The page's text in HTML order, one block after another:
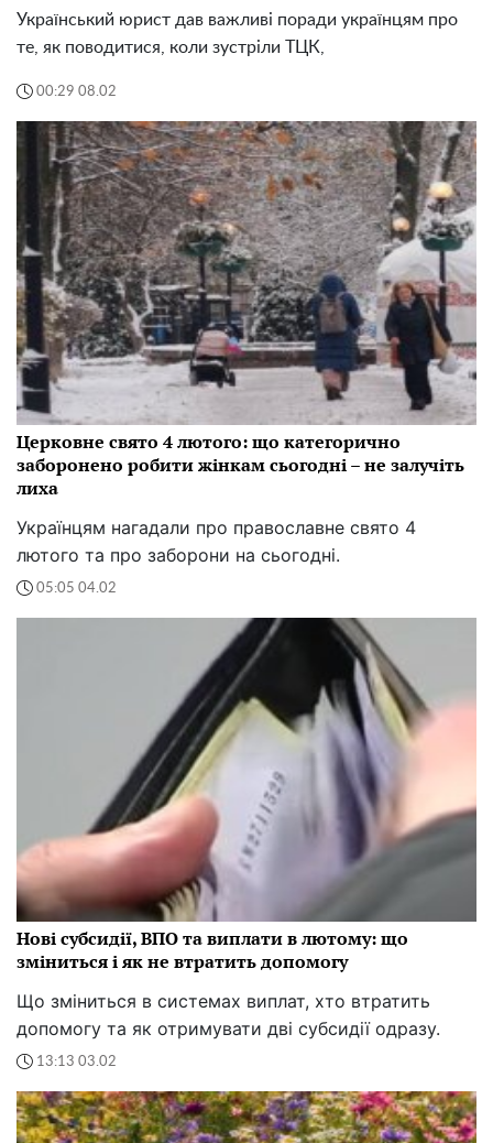
Український юрист дав важливі поради українцям про
те, як поводитися, коли зустріли ТЦК,
00:29 08.02
Церковне свято 4 лютого: що категорично
заборонено робити жінкам сьогодні – не залучіть
лиха
Українцям нагадали про православне свято 4
лютого та про заборони на сьогодні.
05:05 04.02
Нові субсидії, ВПО та виплати в лютому: що
зміниться і як не втратить допомогу
Що зміниться в системах виплат, хто втратить
допомогу та як отримувати дві субсидії одразу.
13:13 03.02